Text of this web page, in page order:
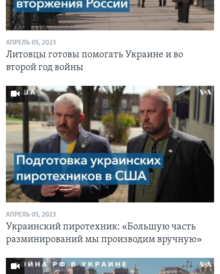
Learning English
СОЦИАЛЬНЫЕ СЕТИ
Языки
АПРЕЛЬ 05, 2023
Литовцы готовы помогать Украине и во
второй год войны
АПРЕЛЬ 05, 2023
Украинский пиротехник: «Большую часть
разминирований мы производим вручную»